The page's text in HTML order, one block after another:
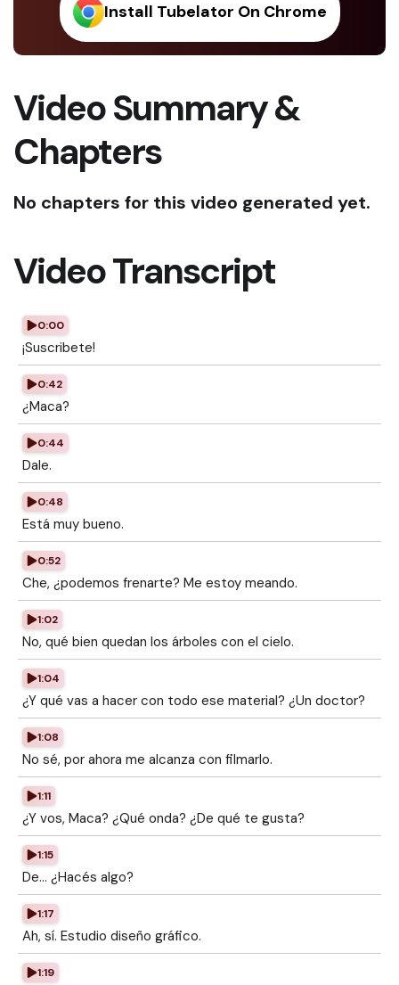
Install Tubelator On Chrome
Video Summary &
Chapters
No chapters for this video generated yet.
Video Transcript
0:00
¡Suscribete!
0:42
¿Maca?
0:44
Dale.
0:48
Está muy bueno.
0:52
Che, ¿podemos frenarte? Me estoy meando.
1:02
No, qué bien quedan los árboles con el cielo.
1:04
¿Y qué vas a hacer con todo ese material? ¿Un doctor?
1:08
No sé, por ahora me alcanza con filmarlo.
1:11
¿Y vos, Maca? ¿Qué onda? ¿De qué te gusta?
1:15
De... ¿Hacés algo?
1:17
Ah, sí. Estudio diseño gráfico.
1:19